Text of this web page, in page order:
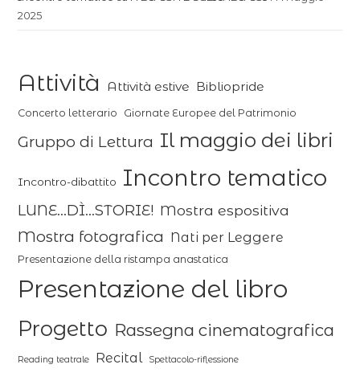
2025
Attività Attività estive Bibliopride
Concerto letterario Giornate Europee del Patrimonio
Gruppo di Lettura Il maggio dei libri
Incontro-dibattito Incontro tematico
LUNE...DÌ...STORIE! Mostra espositiva
Mostra fotografica Nati per Leggere
Presentazione della ristampa anastatica
Presentazione del libro
Progetto Rassegna cinematografica
Reading teatrale Recital Spettacolo-riflessione